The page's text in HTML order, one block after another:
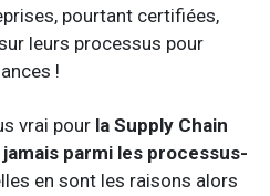
pourtant certifiées,
leurs processus pour
!
vrai pour la Supply Chain
parmi les processus-
en sont les raisons alors